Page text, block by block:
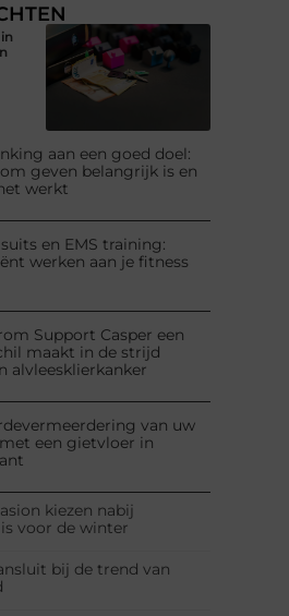
aan een goed doel:
geven belangrijk is en
werkt
suits en EMS training:
werken aan je fitness
Support Casper een
maakt in de strijd
alvleesklierkanker
van uw
een gietvloer in
kiezen nabij
voor de winter
bij de trend van